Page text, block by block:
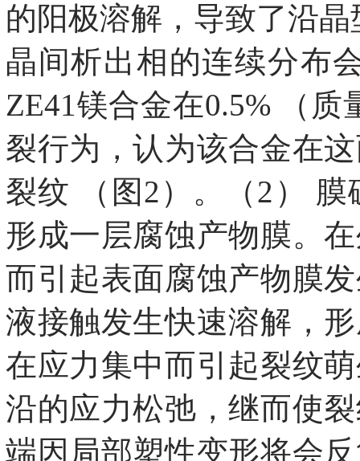
的阳极溶解，导致了沿
晶间析出相的连续分布
ZE41镁合金在0.5% （
裂行为，认为该合金在
裂纹 （图2）。（2）
形成一层腐蚀产物膜。
而引起表面腐蚀产物膜
液接触发生快速溶解，
在应力集中而引起裂纹
沿的应力松弛，继而使
端因局部塑性变形将会